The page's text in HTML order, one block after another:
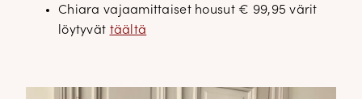
Chiara vajaamittaiset housut € 99,95 värit
löytyvät täältä